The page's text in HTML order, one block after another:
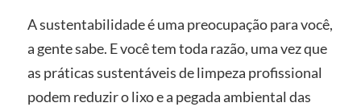
A sustentabilidade é uma preocupação para você,
a gente sabe. E você tem toda razão, uma vez que
as práticas sustentáveis de limpeza profissional
podem reduzir o lixo e a pegada ambiental das